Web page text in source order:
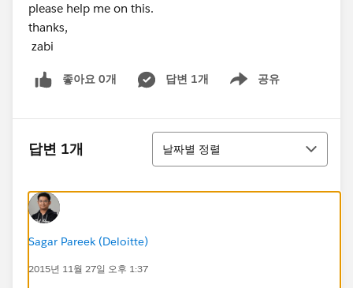
please help me on this.
thanks,
zabi
좋아요 0개 답변 1개 공유
Show menu
답변 1개
정렬
날짜별 정렬
Sagar Pareek (Deloitte)
2015년 11월 27일 오후 1:37